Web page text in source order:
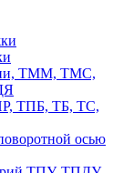
ТММ, ТМС,
ТПБ, ТБ, ТС,
осью